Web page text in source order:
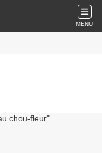
MENU